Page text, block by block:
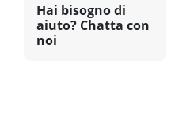
Hai bisogno di
aiuto? Chatta con
noi